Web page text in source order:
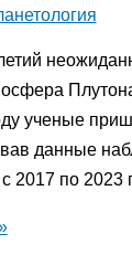
ученые
данные
2017 по 2023